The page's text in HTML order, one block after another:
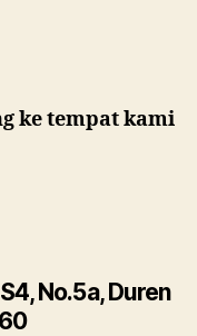
ke tempat kami
No.5a, Duren